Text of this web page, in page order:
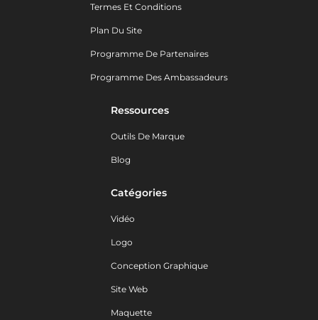
Termes Et Conditions
Plan Du Site
Programme De Partenaires
Programme Des Ambassadeurs
Ressources
Outils De Marque
Blog
Catégories
Vidéo
Logo
Conception Graphique
Site Web
Maquette